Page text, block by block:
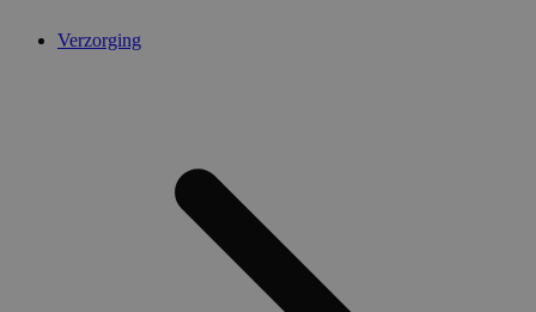
Verzorging